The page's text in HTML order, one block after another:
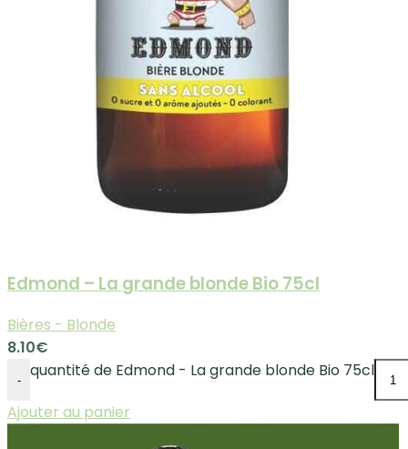
Edmond – La grande blonde Bio 75cl
Bières - Blonde
8.10€
-
quantité de Edmond - La grande blonde Bio 75cl
Ajouter au panier